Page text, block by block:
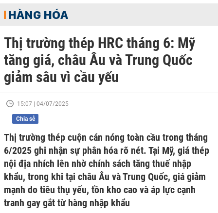
HÀNG HÓA
Thị trường thép HRC tháng 6: Mỹ
tăng giá, châu Âu và Trung Quốc
giảm sâu vì cầu yếu
15:07 | 04/07/2025
Chia sẻ
Thị trường thép cuộn cán nóng toàn cầu trong tháng
6/2025 ghi nhận sự phân hóa rõ nét. Tại Mỹ, giá thép
nội địa nhích lên nhờ chính sách tăng thuế nhập
khẩu, trong khi tại châu Âu và Trung Quốc, giá giảm
mạnh do tiêu thụ yếu, tồn kho cao và áp lực cạnh
tranh gay gắt từ hàng nhập khẩu